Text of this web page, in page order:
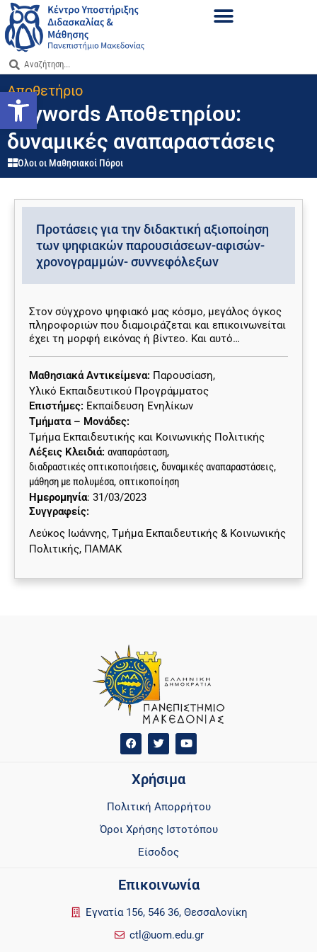
Ανοίξτε τη γραμμή εργαλείων
Αποθετήριο
Keywords Αποθετηρίου:
δυναμικές αναπαραστάσεις
Όλοι οι Μαθησιακοί Πόροι
Προτάσεις για την διδακτική αξιοποίηση
των ψηφιακών παρουσιάσεων-αφισών-
χρονογραμμών- συννεφόλεξων
Στον σύγχρονο ψηφιακό μας κόσμο, μεγάλος όγκος
πληροφοριών που διαμοιράζεται και επικοινωνείται
έχει τη μορφή εικόνας ή βίντεο. Και αυτό…
Μαθησιακά Αντικείμενα: Παρουσίαση,
Υλικό Εκπαιδευτικού Προγράμματος
Επιστήμες: Εκπαίδευση Ενηλίκων
Τμήματα – Μονάδες:
Τμήμα Εκπαιδευτικής και Κοινωνικής Πολιτικής
Λέξεις Κλειδιά: αναπαράσταση,
διαδραστικές οπτικοποιήσεις, δυναμικές αναπαραστάσεις,
μάθηση με πολυμέσα, οπτικοποίηση
Ημερομηνία: 31/03/2023
Συγγραφείς:
Λεύκος Ιωάννης, Τμήμα Εκπαιδευτικής & Κοινωνικής
Πολιτικής, ΠΑΜΑΚ
Χρήσιμα
Πολιτική Απορρήτου
Όροι Χρήσης Ιστοτόπου
Είσοδος
Επικοινωνία
Εγνατία 156, 546 36, Θεσσαλονίκη
ctl@uom.edu.gr